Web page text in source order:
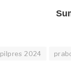
pilpres 2024